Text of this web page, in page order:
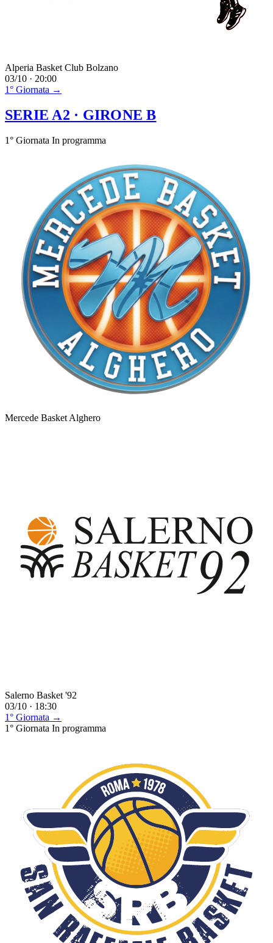
Alperia Basket Club Bolzano
03/10 · 20:00
1° Giornata →
SERIE A2 · GIRONE B
1° Giornata In programma
Mercede Basket Alghero
Salerno Basket '92
03/10 · 18:30
1° Giornata →
1° Giornata In programma